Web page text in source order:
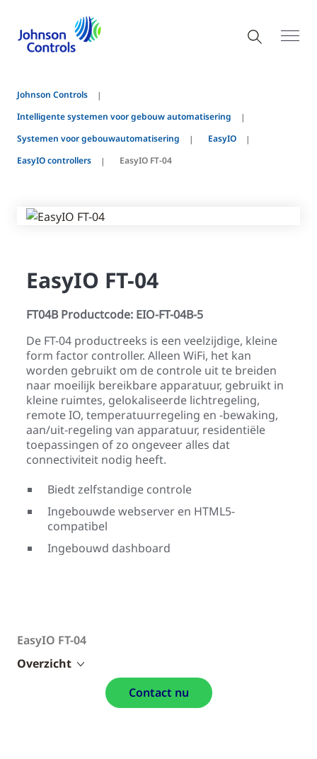
Johnson Controls
Intelligente systemen voor gebouw automatisering
Systemen voor gebouwautomatisering
EasyIO
EasyIO controllers
EasyIO FT-04
EasyIO FT-04
FT04B Productcode: EIO-FT-04B-5
De FT-04 productreeks is een veelzijdige, kleine
form factor controller. Alleen WiFi, het kan
worden gebruikt om de controle uit te breiden
naar moeilijk bereikbare apparatuur, gebruikt in
kleine ruimtes, gelokaliseerde lichtregeling,
remote IO, temperatuurregeling en -bewaking,
aan/uit-regeling van apparatuur, residentiële
toepassingen of zo ongeveer alles dat
connectiviteit nodig heeft.
Biedt zelfstandige controle
Ingebouwde webserver en HTML5-
compatibel
Ingebouwd dashboard
EasyIO FT-04
Overzicht
Contact nu